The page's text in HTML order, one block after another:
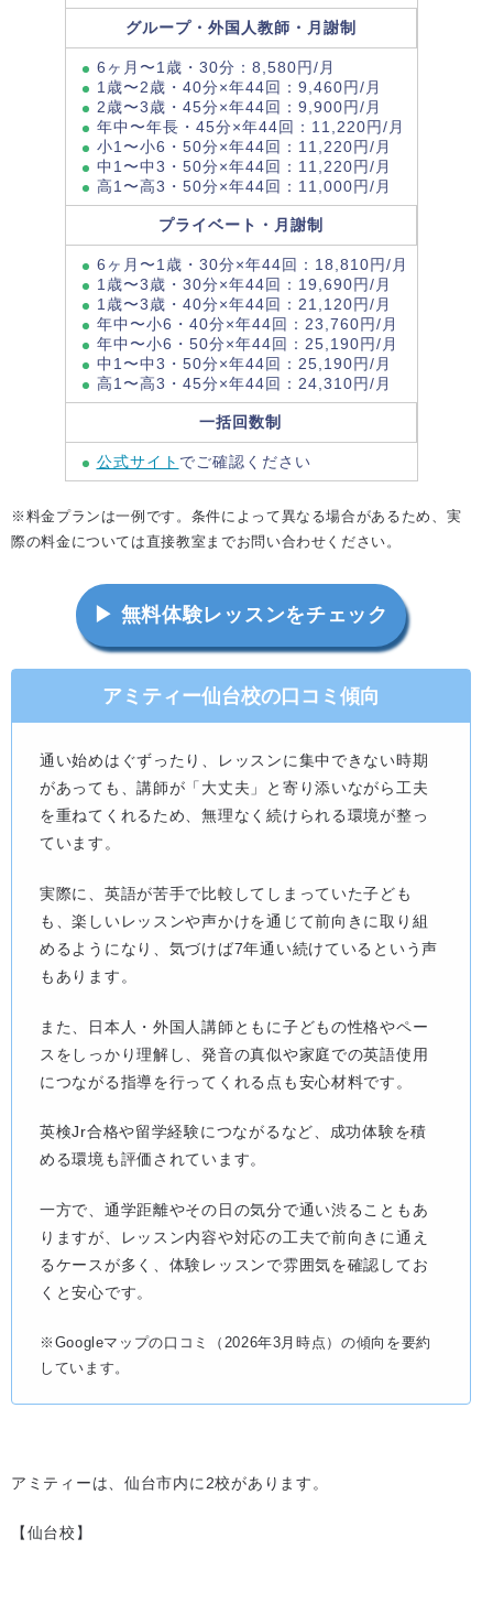
グループ・外国人教師・月謝制
6ヶ月〜1歳・30分：8,580円/月
1歳〜2歳・40分×年44回：9,460円/月
2歳〜3歳・45分×年44回：9,900円/月
年中〜年長・45分×年44回：11,220円/月
小1〜小6・50分×年44回：11,220円/月
中1〜中3・50分×年44回：11,220円/月
高1〜高3・50分×年44回：11,000円/月
プライベート・月謝制
6ヶ月〜1歳・30分×年44回：18,810円/月
1歳〜3歳・30分×年44回：19,690円/月
1歳〜3歳・40分×年44回：21,120円/月
年中〜小6・40分×年44回：23,760円/月
年中〜小6・50分×年44回：25,190円/月
中1〜中3・50分×年44回：25,190円/月
高1〜高3・45分×年44回：24,310円/月
一括回数制
公式サイト でご確認ください
※料金プランは一例です。条件によって異なる場合があるため、実
際の料金については直接教室までお問い合わせください。
▶ 無料体験レッスンをチェック
アミティー仙台校の口コミ傾向
通い始めはぐずったり、レッスンに集中できない時期
があっても、講師が「大丈夫」と寄り添いながら工夫
を重ねてくれるため、無理なく続けられる環境が整っ
ています。
実際に、英語が苦手で比較してしまっていた子ども
も、楽しいレッスンや声かけを通じて前向きに取り組
めるようになり、気づけば7年通い続けているという声
もあります。
また、日本人・外国人講師ともに子どもの性格やペー
スをしっかり理解し、発音の真似や家庭での英語使用
につながる指導を行ってくれる点も安心材料です。
英検Jr合格や留学経験につながるなど、成功体験を積
める環境も評価されています。
一方で、通学距離やその日の気分で通い渋ることもあ
りますが、レッスン内容や対応の工夫で前向きに通え
るケースが多く、体験レッスンで雰囲気を確認してお
くと安心です。
※Googleマップの口コミ（2026年3月時点）の傾向を要約
しています。
アミティーは、仙台市内に2校があります。
【仙台校】